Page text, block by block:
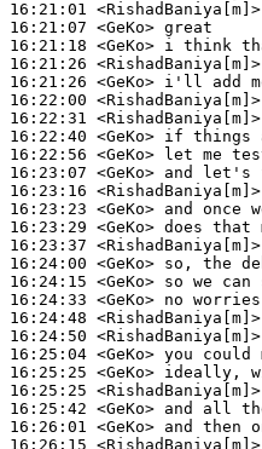
16:21:01 <RishadBaniya[m]>
16:21:07 <GeKo>
16:21:18 <GeKo>
16:21:26 <RishadBaniya[m]>
16:21:26 <GeKo>
16:22:00 <RishadBaniya[m]>
16:22:31 <RishadBaniya[m]>
16:22:40 <GeKo>
16:22:56 <GeKo>
16:23:07 <GeKo>
16:23:16 <RishadBaniya[m]>
16:23:23 <GeKo>
16:23:29 <GeKo>
16:23:37 <RishadBaniya[m]>
16:24:00 <GeKo>
16:24:15 <GeKo>
16:24:33 <GeKo>
16:24:48 <RishadBaniya[m]>
16:24:50 <RishadBaniya[m]>
16:25:04 <GeKo>
16:25:25 <GeKo>
16:25:25 <RishadBaniya[m]>
16:25:42 <GeKo>
16:26:01 <GeKo>
16:26:15 <RishadBaniya[m]>